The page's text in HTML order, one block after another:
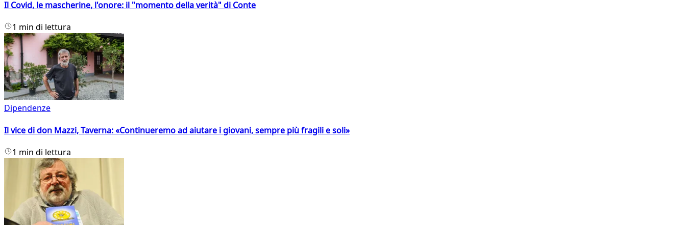
Il Covid, le mascherine, l'onore: il "momento della verità" di Conte
1 min di lettura
Dipendenze
Il vice di don Mazzi, Taverna: «Continueremo ad aiutare i giovani, sempre più fragili e soli»
1 min di lettura